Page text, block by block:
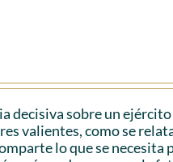
decisiva sobre un
valientes, como se
lo que se necesita